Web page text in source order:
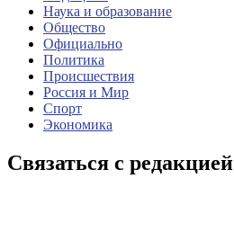
Наука и образование
Общество
Официально
Политика
Происшествия
Россия и Мир
Спорт
Экономика
Связаться с редакцией